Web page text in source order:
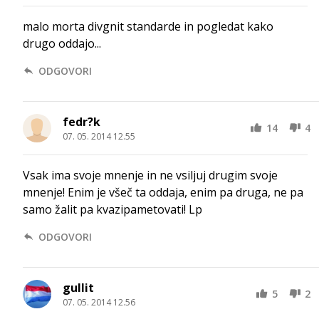
malo morta divgnit standarde in pogledat kako
drugo oddajo...
ODGOVORI
fedr?k
07. 05. 2014 12.55
14 4
Vsak ima svoje mnenje in ne vsiljuj drugim svoje
mnenje! Enim je všeč ta oddaja, enim pa druga, ne pa
samo žalit pa kvazipametovati! Lp
ODGOVORI
gullit
07. 05. 2014 12.56
5 2